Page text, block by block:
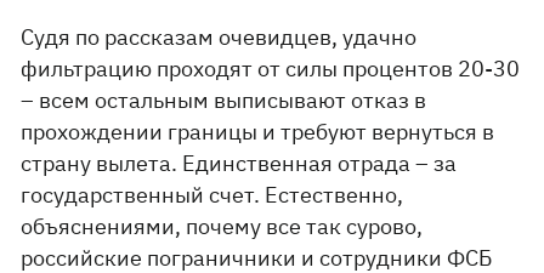
Судя по рассказам очевидцев, удачно
фильтрацию проходят от силы процентов 20-30
– всем остальным выписывают отказ в
прохождении границы и требуют вернуться в
страну вылета. Единственная отрада – за
государственный счет. Естественно,
объяснениями, почему все так сурово,
российские пограничники и сотрудники ФСБ